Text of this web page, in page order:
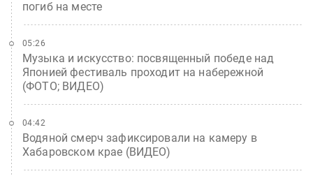
погиб на месте
Музыка и искусство: посвященный победе над
Японией фестиваль проходит на набережной
(ФОТО; ВИДЕО)
05:26
Водяной смерч зафиксировали на камеру в
Хабаровском крае (ВИДЕО)
04:42